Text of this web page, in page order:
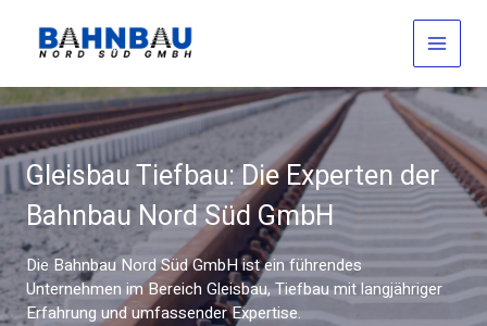
springen
Gleisbau Tiefbau: Die Experten der
Bahnbau Nord Süd GmbH
Die Bahnbau Nord Süd GmbH ist ein führendes
Unternehmen im Bereich Gleisbau, Tiefbau mit langjähriger
Erfahrung und umfassender Expertise.